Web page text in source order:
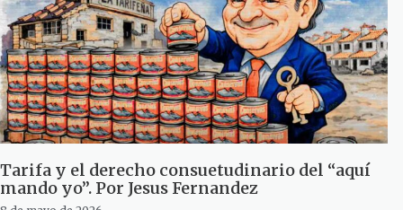
Tarifa y el derecho consuetudinario del “aquí
mando yo”. Por Jesus Fernandez